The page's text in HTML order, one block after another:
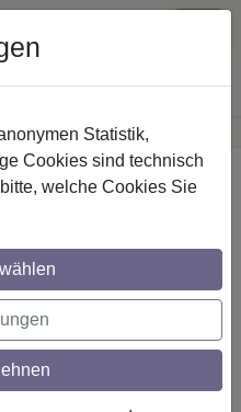
Österreichs· Sichere Zahlung
Bero 260 cm
Statistik,
Cookies sind technisch
welche Cookies Sie